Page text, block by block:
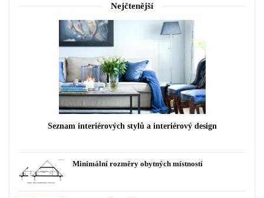
Nejčtenější
Seznam interiérových stylů a interiérový design
Minimální rozměry obytných místností